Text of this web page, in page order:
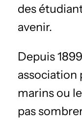
des
avenir.
Depuis
association
marins ou
pas